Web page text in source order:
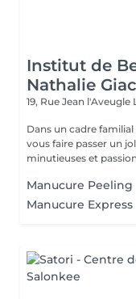
Institut de
Nathalie
19, Rue Jean l'Aveugle
Dans un cadre
vous faire passer un
minutieuses et
Manucure Peeling
Manucure Express